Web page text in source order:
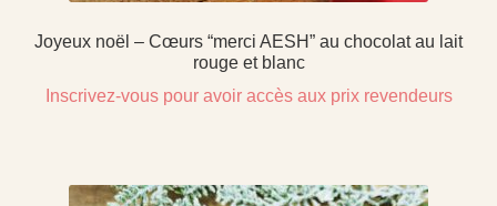
Joyeux noël – Cœurs “merci AESH” au chocolat au lait
rouge et blanc
Inscrivez-vous pour avoir accès aux prix revendeurs